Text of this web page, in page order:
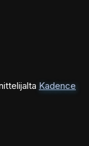
Kadence